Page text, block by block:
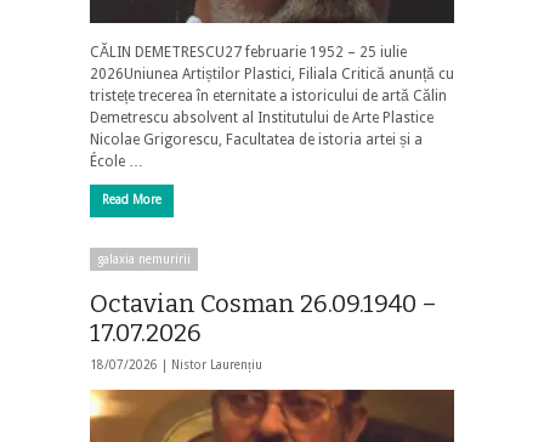
CĂLIN DEMETRESCU27 februarie 1952 – 25 iulie
2026Uniunea Artiștilor Plastici, Filiala Critică anunță cu
tristețe trecerea în eternitate a istoricului de artă Călin
Demetrescu absolvent al Institutului de Arte Plastice
Nicolae Grigorescu, Facultatea de istoria artei și a
École …
Read More
galaxia nemuririi
Octavian Cosman 26.09.1940 –
17.07.2026
18/07/2026 | Nistor Laurențiu